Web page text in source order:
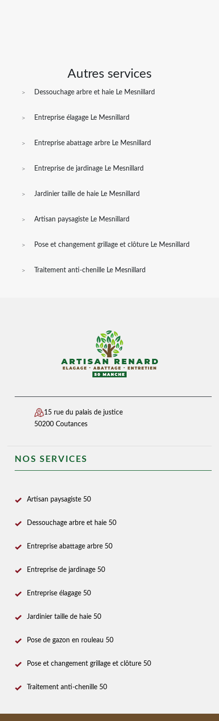
Autres services
Dessouchage arbre et haie Le Mesnillard
Entreprise élagage Le Mesnillard
Entreprise abattage arbre Le Mesnillard
Entreprise de jardinage Le Mesnillard
Jardinier taille de haie Le Mesnillard
Artisan paysagiste Le Mesnillard
Pose et changement grillage et clôture Le Mesnillard
Traitement anti-chenille Le Mesnillard
15 rue du palais de justice
50200 Coutances
NOS SERVICES
Artisan paysagiste 50
Dessouchage arbre et haie 50
Entreprise abattage arbre 50
Entreprise de jardinage 50
Entreprise élagage 50
Jardinier taille de haie 50
Pose de gazon en rouleau 50
Pose et changement grillage et clôture 50
Traitement anti-chenille 50